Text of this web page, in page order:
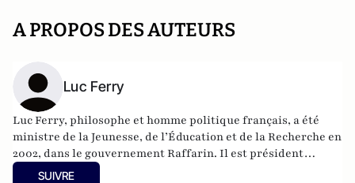
A PROPOS DES AUTEURS
Luc Ferry
Luc Ferry, philosophe et homme politique français, a été
ministre de la Jeunesse, de l’Éducation et de la Recherche en
2002, dans le gouvernement Raffarin. Il est président
délégué du conseil d'analyse de la société depuis 2004.
SUIVRE